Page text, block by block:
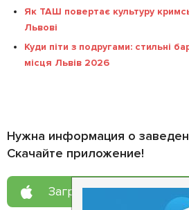
Як ТАШ повертає культуру
Львові
Куди піти з подругами: стильні
місця Львів 2026
Нужна информация о
Скачайте приложение!
Загрузите в App Store